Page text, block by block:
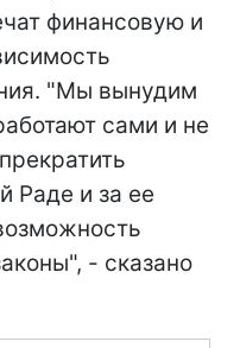
финансовую и
"Мы вынудим
сами и не
Раде и за ее
- сказано